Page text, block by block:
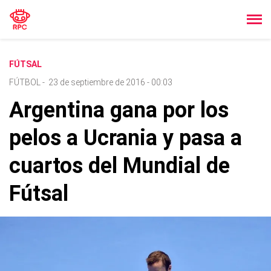
FÚTSAL
FÚTBOL
- 23 de septiembre de 2016 - 00:03
Argentina gana por los
pelos a Ucrania y pasa a
cuartos del Mundial de
Fútsal